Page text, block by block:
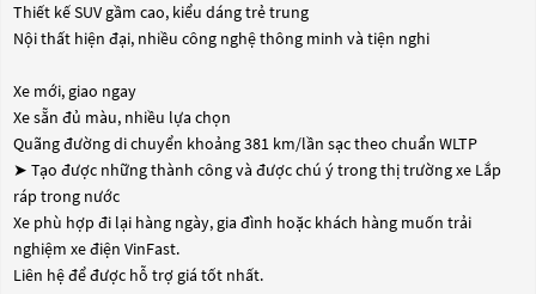
Thiết kế SUV gầm cao, kiểu dáng trẻ trung
Nội thất hiện đại, nhiều công nghệ thông minh và tiện nghi
Xe mới, giao ngay
Xe sẵn đủ màu, nhiều lựa chọn
Quãng đường di chuyển khoảng 381 km/lần sạc theo chuẩn WLTP
➤ Tạo được những thành công và được chú ý trong thị trường xe Lắp
ráp trong nước
Xe phù hợp đi lại hàng ngày, gia đình hoặc khách hàng muốn trải
nghiệm xe điện VinFast.
Liên hệ để được hỗ trợ giá tốt nhất.